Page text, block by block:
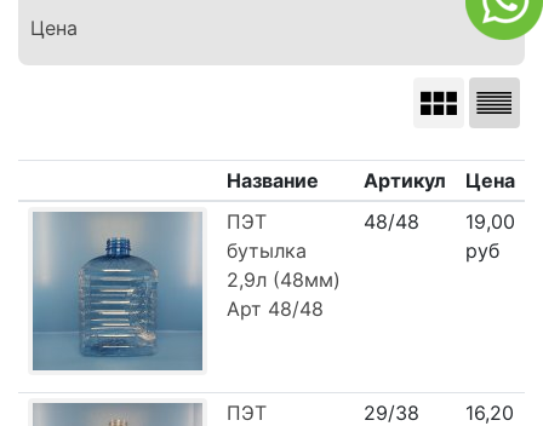
Цена
Название Артикул
Цена
ПЭТ
бутылка
2,9л (48мм)
Арт 48/48
48/48
19,00
руб
ПЭТ
29/38
16,20